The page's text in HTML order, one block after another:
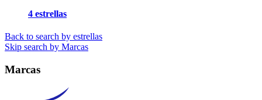
4 estrellas
Back to search by estrellas
Skip search by Marcas
Marcas